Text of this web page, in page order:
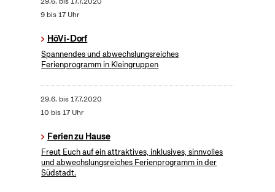
9 bis 17 Uhr
HöVi-Dorf
Spannendes und abwechslungsreiches
Ferienprogramm in Kleingruppen
29.6. bis17.7.2020
10 bis 17 Uhr
Ferien zu Hause
Freut Euch auf ein attraktives, inklusives, sinnvolles
und abwechslungsreiches Ferienprogramm in der
Südstadt.